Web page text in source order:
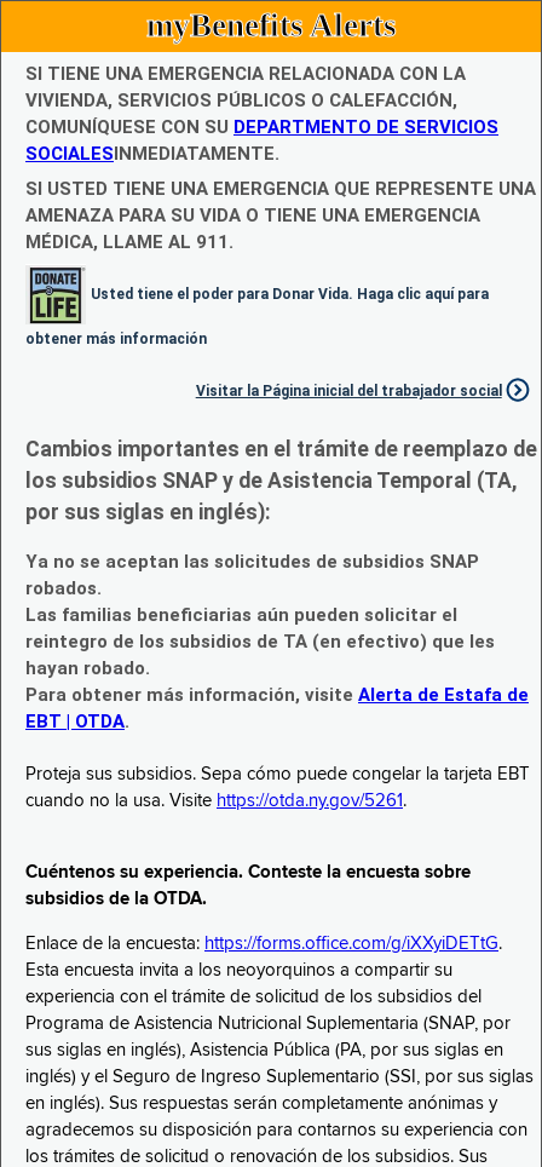
myBenefits Alerts
SI TIENE UNA EMERGENCIA RELACIONADA CON LA
VIVIENDA, SERVICIOS PÚBLICOS O CALEFACCIÓN,
COMUNÍQUESE CON SU DEPARTMENTO DE SERVICIOS
SOCIALESINMEDIATAMENTE.
SI USTED TIENE UNA EMERGENCIA QUE REPRESENTE UNA
AMENAZA PARA SU VIDA O TIENE UNA EMERGENCIA
MÉDICA, LLAME AL 911.
Usted tiene el poder para Donar Vida. Haga clic aquí para
obtener más información
Visitar la Página inicial del trabajador social
Cambios importantes en el trámite de reemplazo de
los subsidios SNAP y de Asistencia Temporal (TA,
por sus siglas en inglés):
Ya no se aceptan las solicitudes de subsidios SNAP
robados.
Las familias beneficiarias aún pueden solicitar el
reintegro de los subsidios de TA (en efectivo) que les
hayan robado.
Para obtener más información, visite Alerta de Estafa de
EBT | OTDA.
Proteja sus subsidios. Sepa cómo puede congelar la tarjeta EBT
cuando no la usa. Visite https://otda.ny.gov/5261 .
Cuéntenos su experiencia. Conteste la encuesta sobre
subsidios de la OTDA.
Enlace de la encuesta: https://forms.office.com/g/iXXyiDETtG.
Esta encuesta invita a los neoyorquinos a compartir su
experiencia con el trámite de solicitud de los subsidios del
Programa de Asistencia Nutricional Suplementaria (SNAP, por
sus siglas en inglés), Asistencia Pública (PA, por sus siglas en
inglés) y el Seguro de Ingreso Suplementario (SSI, por sus siglas
en inglés). Sus respuestas serán completamente anónimas y
agradecemos su disposición para contarnos su experiencia con
los trámites de solicitud o renovación de los subsidios. Sus